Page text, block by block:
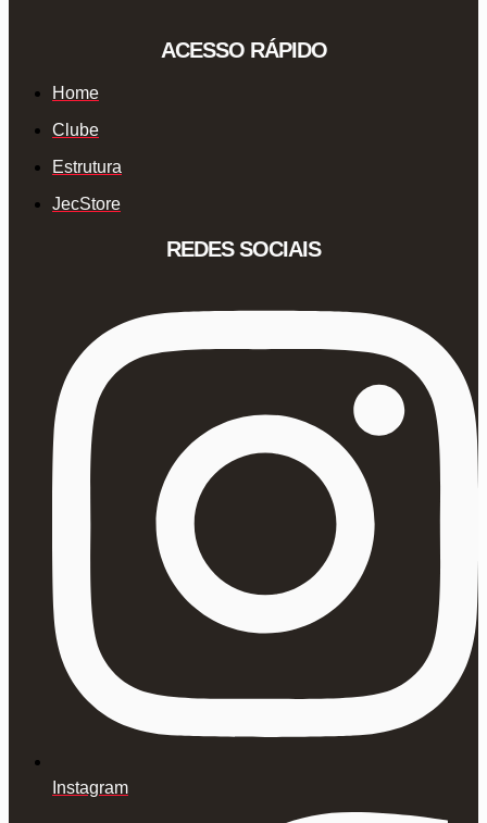
ACESSO RÁPIDO
Home
Clube
Estrutura
JecStore
REDES SOCIAIS
Instagram